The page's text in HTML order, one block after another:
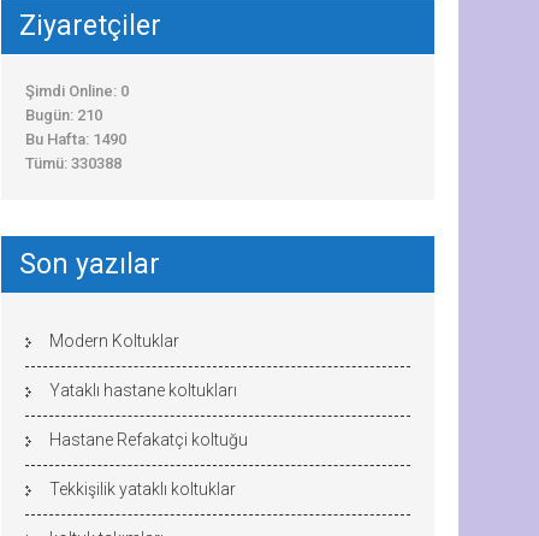
Ziyaretçiler
Şimdi Online: 0
Bugün: 210
Bu Hafta: 1490
Tümü: 330388
Son yazılar
Modern Koltuklar
Yataklı hastane koltukları
Hastane Refakatçi koltuğu
Tekkişilik yataklı koltuklar